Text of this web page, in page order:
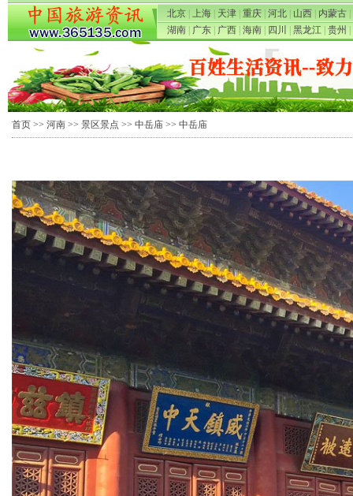
北京 上海 天津 重庆 河北 山西 内蒙古
湖南
广东 广西 海南 四川 黑龙江 贵州
首页 >> 河南 >> 景区景点 >> 中岳庙 >> 中岳庙